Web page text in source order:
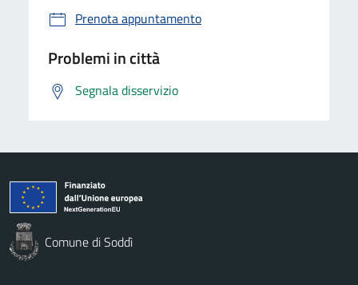
Prenota appuntamento
Problemi in città
Segnala disservizio
Comune di Soddì